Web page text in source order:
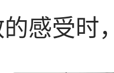
感受时